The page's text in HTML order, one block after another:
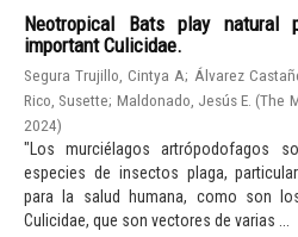
Neotropical Bats play natural
important Culicidae.
Segura Trujillo, Cintya A; Álvarez
Rico, Susette; Maldonado, Jesús E. (The
2024)
"Los murciélagos artrópodofagos
especies de insectos plaga,
para la salud humana, como son
Culicidae, que son vectores de varias ...